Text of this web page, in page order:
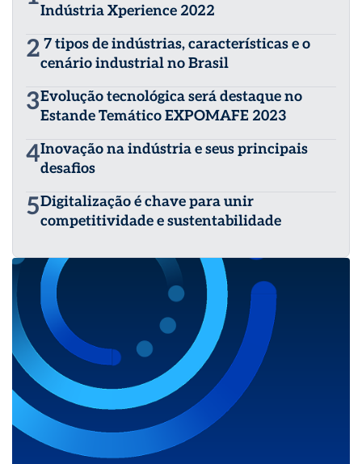
Indústria Xperience 2022
2 7 tipos de indústrias, características e o
cenário industrial no Brasil
3Evolução tecnológica será destaque no
Estande Temático EXPOMAFE 2023
4Inovação na indústria e seus principais
desafios
5Digitalização é chave para unir
competitividade e sustentabilidade